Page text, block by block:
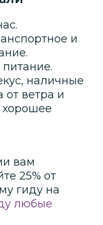
и
наличные
ветра и
хорошее
вам
25% от
гиду на
любые